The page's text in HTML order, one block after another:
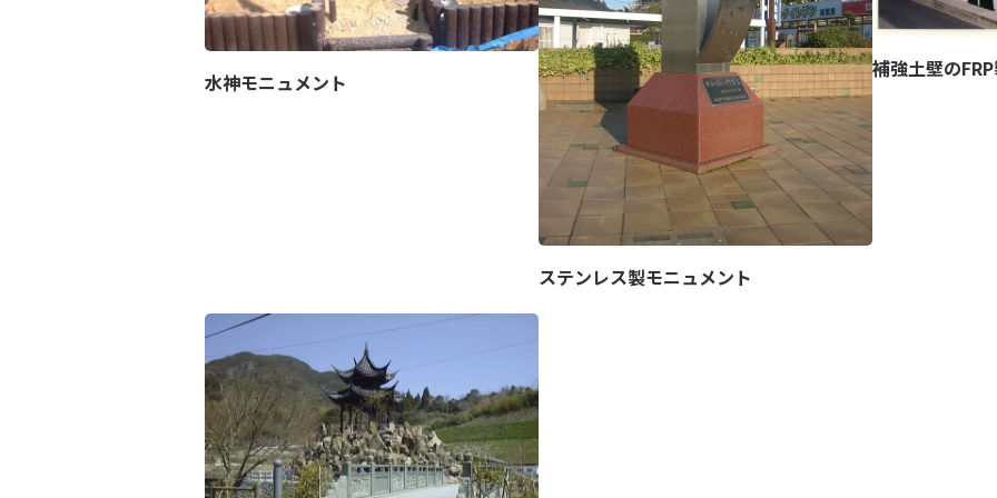
水神モニュメント
ステンレス製モニュメント
補強土壁の